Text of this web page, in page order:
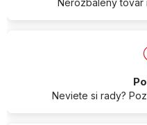
Nerozbalený
Neviete si rady?